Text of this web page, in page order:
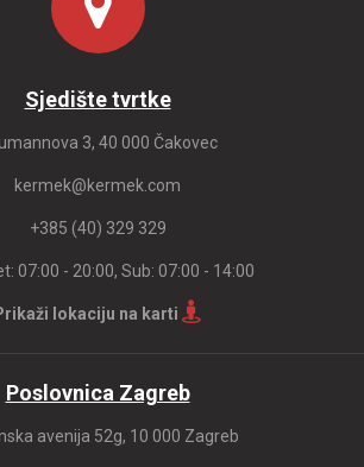
Sjedište tvrtke
3, 40 000 Čakovec
kermek@kermek.com
+385 (40) 329 329
07:00 - 20:00, Sub: 07:00 - 14:00
lokaciju na karti
Poslovnica Zagreb
avenija 52g, 10 000 Zagreb